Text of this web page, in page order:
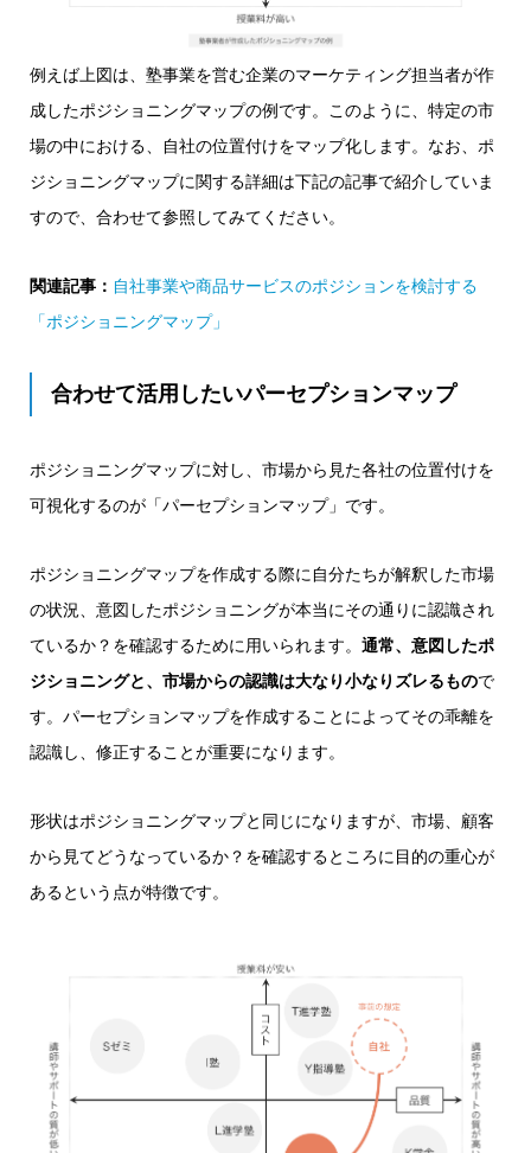
例えば上図は、塾事業を営む企業のマーケティング担当者が作
成したポジショニングマップの例です。このように、特定の市
場の中における、自社の位置付けをマップ化します。なお、ポ
ジショニングマップに関する詳細は下記の記事で紹介していま
すので、合わせて参照してみてください。
関連記事： 自社事業や商品サービスのポジションを検討する
「ポジショニングマップ」
合わせて活用したいパーセプションマップ
ポジショニングマップに対し、市場から見た各社の位置付けを
可視化するのが「パーセプションマップ」です。
ポジショニングマップを作成する際に自分たちが解釈した市場
の状況、意図したポジショニングが本当にその通りに認識され
ているか？を確認するために用いられます。 通常、意図したポ
ジショニングと、市場からの認識は大なり小なりズレるもので
す。パーセプションマップを作成することによってその乖離を
認識し、修正することが重要になります。
形状はポジショニングマップと同じになりますが、市場、顧客
から見てどうなっているか？を確認するところに目的の重心が
あるという点が特徴です。